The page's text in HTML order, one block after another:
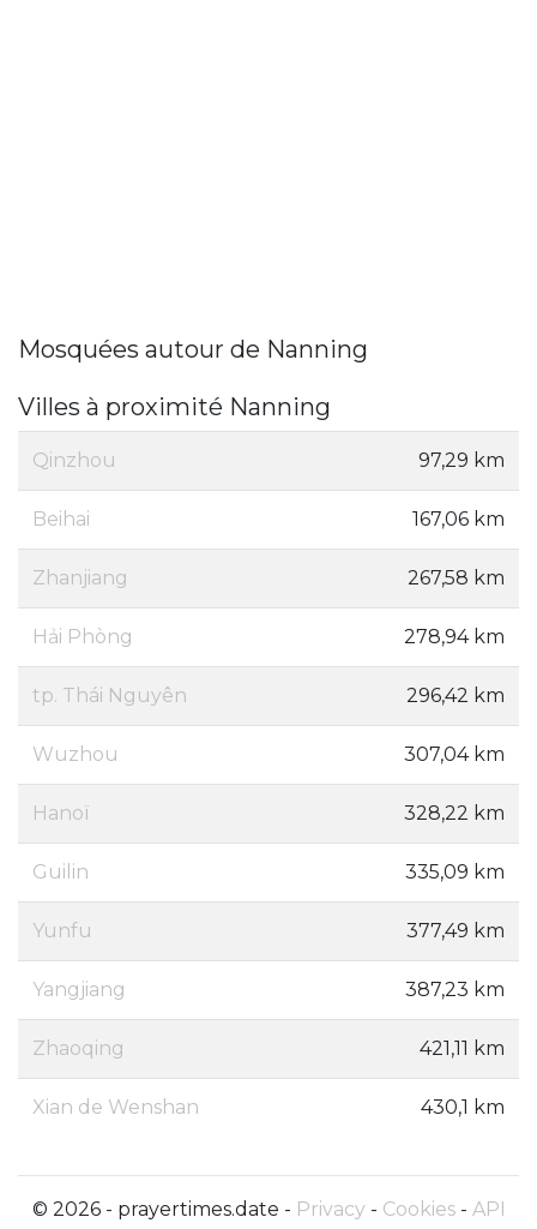
Mosquées autour de Nanning
Villes à proximité Nanning
Qinzhou 97,29 km
Beihai 167,06 km
Zhanjiang 267,58 km
Hải Phòng 278,94 km
tp. Thái Nguyên 296,42 km
Wuzhou 307,04 km
Hanoï 328,22 km
Guilin 335,09 km
Yunfu 377,49 km
Yangjiang 387,23 km
Zhaoqing 421,11 km
Xian de Wenshan 430,1 km
© 2026 - prayertimes.date - Privacy- Cookies- API